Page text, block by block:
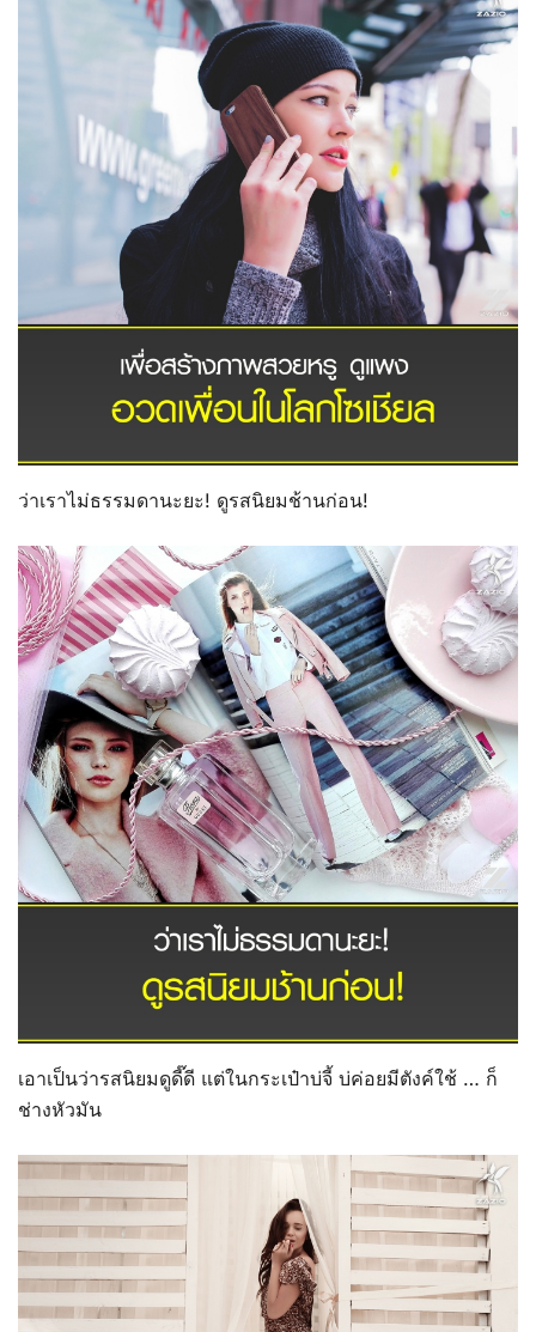
ว่าเราไม่ธรรมดานะยะ! ดูรสนิยมช้านก่อน!
เอาเป็นว่ารสนิยมดูดี๊ดี แต่ในกระเป๋าบ่จี้ บ่ค่อยมีตังค์ใช้ … ก็
ช่างหัวมัน